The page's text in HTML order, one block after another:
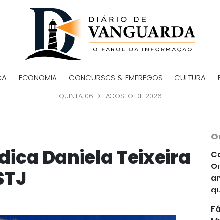
ECONOMIA CONCURSOS & EMPREGOS CULTURA
QUINTA, 06 DE AGOSTO DE 2026
Daniela Teixeira